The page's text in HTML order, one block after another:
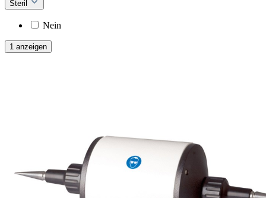
Steril
Nein
1 anzeigen